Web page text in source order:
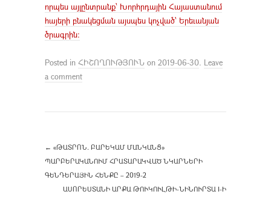
որպես այլընտրանք՝ Խորհրդային Հայաստանում
հայերի բնակեցման այսպես կոչված՝ Երեւանյան
ծրագրին:
Posted in ՀԻՇՈՂՈՒԹՅՈՒՆ on 2019-06-30. Leave
a comment
← «ԹԱՏՐՈՆ. ԲԱՐԵԿԱՄ ՄԱՆԿԱՆՑ»
ՊԱՐԲԵՐԱԿԱՆՈՒՄ ՀՐԱՏԱՐԱԿՎԱԾ ՆԿԱՐՆԵՐԻ
ԳԵՆԴԵՐԱՅԻՆ ՀԵՆՔԸ – 2019-2
ԱՍՈՐԵՍՏԱՆԻ ԱՐՔԱ ԹՈՒԿՈՒԼԹԻ-ՆԻՆՈՒՐՏԱ I-Ի